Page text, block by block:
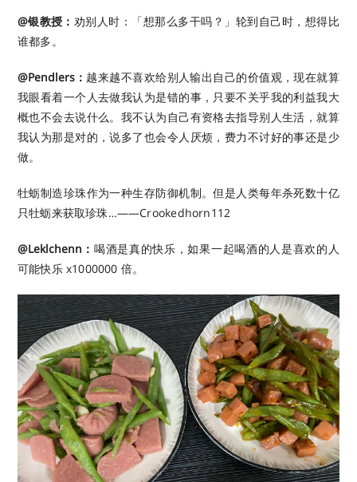
@银教授： 劝别人时：「想那么多干吗？」轮到自己时，想得比
谁都多。 ​​​
@Pendlers： 越来越不喜欢给别人输出自己的价值观，现在就算
我眼看着一个人去做我认为是错的事，只要不关乎我的利益我大
概也不会去说什么。我不认为自己有资格去指导别人生活，就算
我认为那是对的，说多了也会令人厌烦，费力不讨好的事还是少
做。 ​ ​​​
牡蛎制造珍珠作为一种生存防御机制。但是人类每年杀死数十亿
只牡蛎来获取珍珠…——Crookedhorn112 ​​​
@Leklchenn： 喝酒是真的快乐，如果一起喝酒的人是喜欢的人
可能快乐 x1000000 倍。 ​​​